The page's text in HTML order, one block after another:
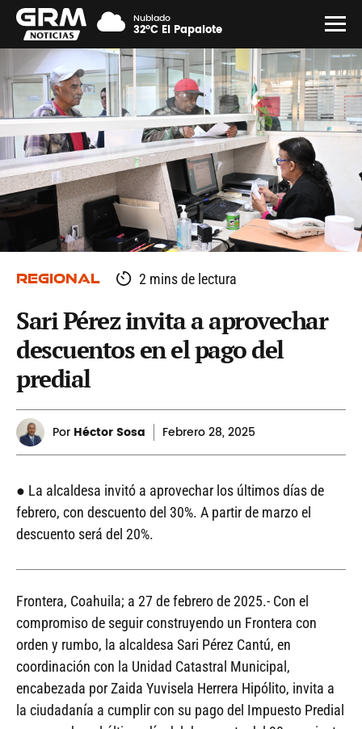
Nublado
32°C El Papalote
REGIONAL 2 mins de lectura
Sari Pérez invita a aprovechar
descuentos en el pago del
predial
Por Héctor Sosa Febrero28, 2025
● La alcaldesa invitó a aprovechar los últimos días de
febrero, con descuento del 30%. A partir de marzo el
descuento será del 20%.
Frontera, Coahuila; a 27 de febrero de 2025.- Con el
compromiso de seguir construyendo un Frontera con
orden y rumbo, la alcaldesa Sari Pérez Cantú, en
coordinación con la Unidad Catastral Municipal,
encabezada por Zaida Yuvisela Herrera Hipólito, invita a
la ciudadanía a cumplir con su pago del Impuesto Predial